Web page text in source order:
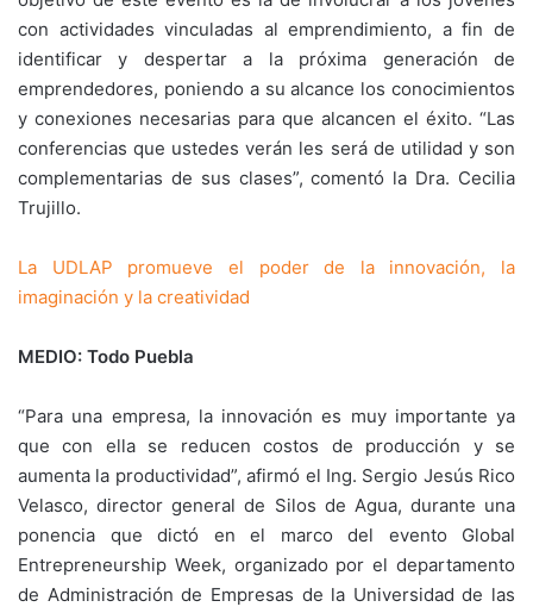
con actividades vinculadas al emprendimiento, a fin de
identificar y despertar a la próxima generación de
emprendedores, poniendo a su alcance los conocimientos
y conexiones necesarias para que alcancen el éxito. “Las
conferencias que ustedes verán les será de utilidad y son
complementarias de sus clases”, comentó la Dra. Cecilia
Trujillo.
La UDLAP promueve el poder de la innovación, la
imaginación y la creatividad
MEDIO: Todo Puebla
“Para una empresa, la innovación es muy importante ya
que con ella se reducen costos de producción y se
aumenta la productividad”, afirmó el Ing. Sergio Jesús Rico
Velasco, director general de Silos de Agua, durante una
ponencia que dictó en el marco del evento Global
Entrepreneurship Week, organizado por el departamento
de Administración de Empresas de la Universidad de las